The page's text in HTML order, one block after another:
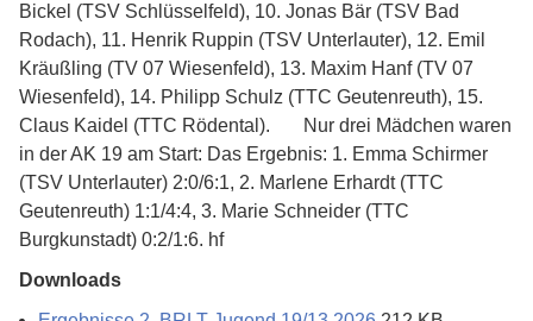
Bickel (TSV Schlüsselfeld), 10. Jonas Bär (TSV Bad
Rodach), 11. Henrik Ruppin (TSV Unterlauter), 12. Emil
Kräußling (TV 07 Wiesenfeld), 13. Maxim Hanf (TV 07
Wiesenfeld), 14. Philipp Schulz (TTC Geutenreuth), 15.
Claus Kaidel (TTC Rödental). Nur drei Mädchen waren
in der AK 19 am Start: Das Ergebnis: 1. Emma Schirmer
(TSV Unterlauter) 2:0/6:1, 2. Marlene Erhardt (TTC
Geutenreuth) 1:1/4:4, 3. Marie Schneider (TTC
Burgkunstadt) 0:2/1:6. hf
Downloads